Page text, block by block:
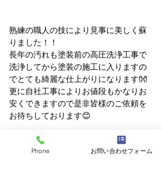
熟練の職人の技により見事に美しく蘇
りました！！
長年の汚れも塗装前の高圧洗浄工事で
洗浄してから塗装の施工に入りますの
でとても綺麗な仕上がりになります👐
更に自社工事によりお値段もかなりお
安くできますので是非皆様のご依頼を
お待ちしております😊
Phone お問い合わせフォーム